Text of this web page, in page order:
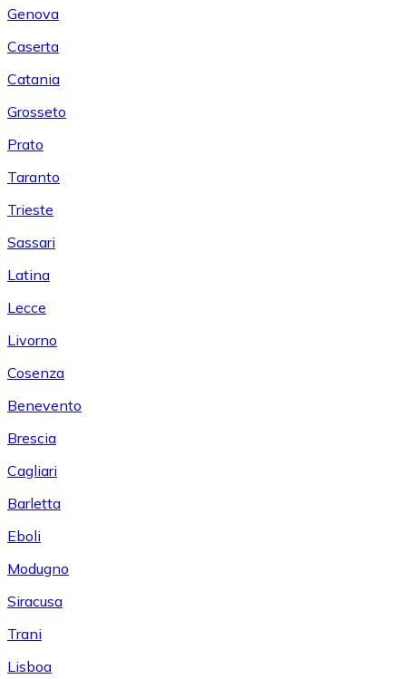
Genova
Caserta
Catania
Grosseto
Prato
Taranto
Trieste
Sassari
Latina
Lecce
Livorno
Cosenza
Benevento
Brescia
Cagliari
Barletta
Eboli
Modugno
Siracusa
Trani
Lisboa